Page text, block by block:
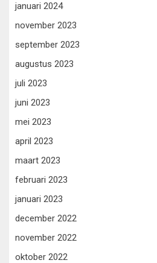
januari 2024
november 2023
september 2023
augustus 2023
juli 2023
juni 2023
mei 2023
april 2023
maart 2023
februari 2023
januari 2023
december 2022
november 2022
oktober 2022